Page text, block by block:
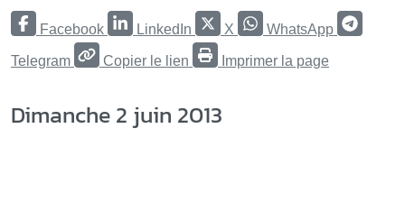
Facebook LinkedIn X WhatsApp
Telegram Copier le lien Imprimer la page
Dimanche 2 juin 2013